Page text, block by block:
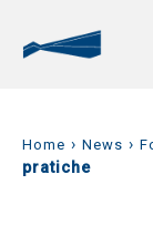
Home › News ›
pratiche